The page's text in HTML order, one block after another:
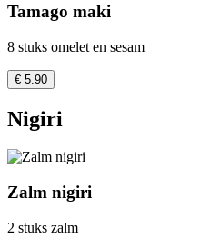
Tamago maki
8 stuks omelet en sesam
€ 5.90
Nigiri
Zalm nigiri
2 stuks zalm